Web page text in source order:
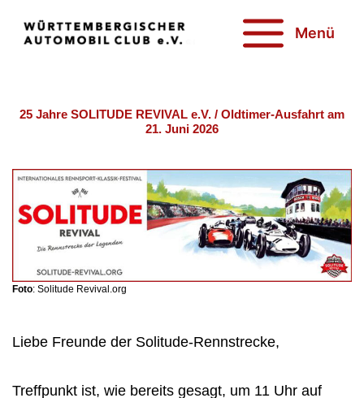
Inhalt
springen
Menü
25 Jahre SOLITUDE REVIVAL e.V. / Oldtimer-Ausfahrt am
21. Juni 2026
Foto: Solitude Revival.org
Liebe Freunde der Solitude-Rennstrecke,
Treffpunkt ist, wie bereits gesagt, um 11 Uhr auf